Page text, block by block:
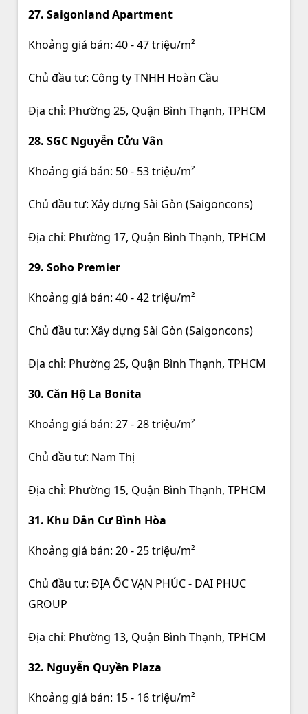
27. Saigonland Apartment
Khoảng giá bán: 40 - 47 triệu/m²
Chủ đầu tư: Công ty TNHH Hoàn Cầu
Địa chỉ: Phường 25, Quận Bình Thạnh, TPHCM
28. SGC Nguyễn Cửu Vân
Khoảng giá bán: 50 - 53 triệu/m²
Chủ đầu tư: Xây dựng Sài Gòn (Saigoncons)
Địa chỉ: Phường 17, Quận Bình Thạnh, TPHCM
29. Soho Premier
Khoảng giá bán: 40 - 42 triệu/m²
Chủ đầu tư: Xây dựng Sài Gòn (Saigoncons)
Địa chỉ: Phường 25, Quận Bình Thạnh, TPHCM
30. Căn Hộ La Bonita
Khoảng giá bán: 27 - 28 triệu/m²
Chủ đầu tư: Nam Thị
Địa chỉ: Phường 15, Quận Bình Thạnh, TPHCM
31. Khu Dân Cư Bình Hòa
Khoảng giá bán: 20 - 25 triệu/m²
Chủ đầu tư: ĐỊA ỐC VẠN PHÚC - DAI PHUC
GROUP
Địa chỉ: Phường 13, Quận Bình Thạnh, TPHCM
32. Nguyễn Quyền Plaza
Khoảng giá bán: 15 - 16 triệu/m²